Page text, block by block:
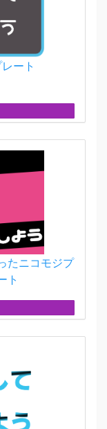
ート
たニコモジプ
ト